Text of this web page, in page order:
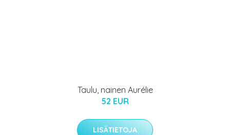
Taulu, nainen Aurélie
52 EUR
LISÄTIETOJA